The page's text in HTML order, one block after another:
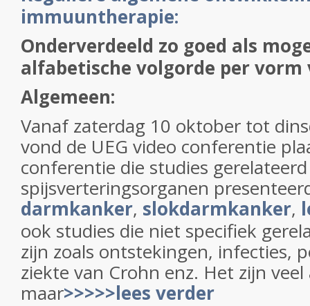
immuuntherapie:
Onderverdeeld zo goed als
alfabetische volgorde per vorm
Algemeen:
Vanaf zaterdag 10 oktober tot
vond de UEG video conferentie
conferentie die studies
spijsverteringsorganen
darmkanker, slokdarmkanker,
ook studies die niet specifiek
zijn zoals ontstekingen, infecties,
ziekte van Crohn enz. Het zijn
maar>>>>>lees verder